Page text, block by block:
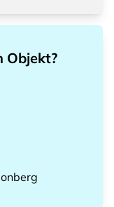
Objekt?